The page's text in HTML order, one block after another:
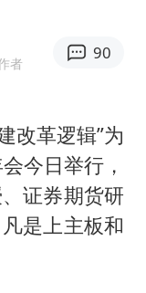
台风白海豚逼近 暴雨大暴雨来袭
47岁妈妈突然产女 26岁女儿：很震惊
日本广岛民众举行游行反对政府行径
疑人被拘留
中国蔬菜之乡”
者
90
改革逻辑”为
今日举行，
证券期货研
是上主板和